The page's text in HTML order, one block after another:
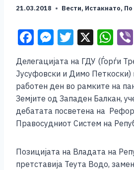
21.03.2018 Вести, Истакнато,
F
c
e
b
o
o
k
M
e
ss
e
n
g
er
T
wi
tt
er
X W
h
at
s
A
p
p
Делегацијата на ГДУ (Ѓорѓи
Јусуфовски и Димо Петкоски)
работен ден во рамките на
Земјите од Западен Балкан,
дебатата посветена на
Правосудниот Систем на
Позицијата на Владата на
претставија Теута Водо,